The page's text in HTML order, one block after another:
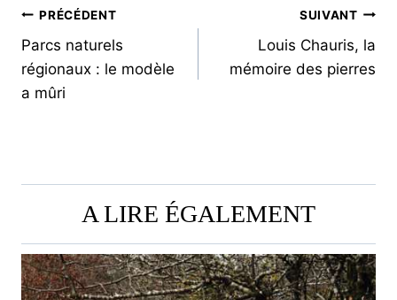
NAVIGATION
DE
L’ARTICLE
PRÉCÉDENT
Parcs naturels
régionaux : le modèle
a mûri
SUIVANT
Louis Chauris, la
mémoire des pierres
A LIRE ÉGALEMENT